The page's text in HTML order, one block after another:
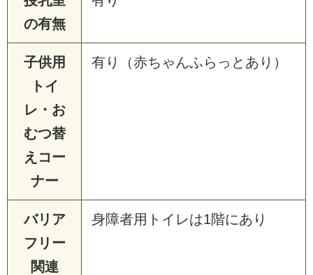
の有無
子供用
トイ
レ・お
むつ替
えコー
ナー
有り（赤ちゃんふらっとあり）
バリア
フリー
関連
身障者用トイレは1階にあり